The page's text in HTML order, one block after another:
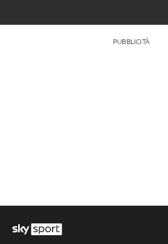
PUBBLICITÀ